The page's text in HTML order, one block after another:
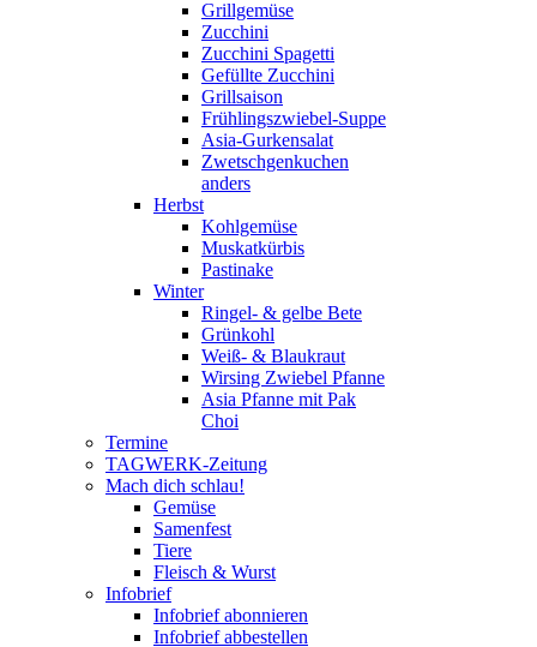
Grillgemüse
Zucchini
Zucchini Spagetti
Gefüllte Zucchini
Grillsaison
Frühlingszwiebel-Suppe
Asia-Gurkensalat
Zwetschgenkuchen
anders
Herbst
Kohlgemüse
Muskatkürbis
Pastinake
Winter
Ringel- & gelbe Bete
Grünkohl
Weiß- & Blaukraut
Wirsing Zwiebel Pfanne
Asia Pfanne mit Pak
Choi
Termine
TAGWERK-Zeitung
Mach dich schlau!
Gemüse
Samenfest
Tiere
Fleisch & Wurst
Infobrief
Infobrief abonnieren
Infobrief abbestellen